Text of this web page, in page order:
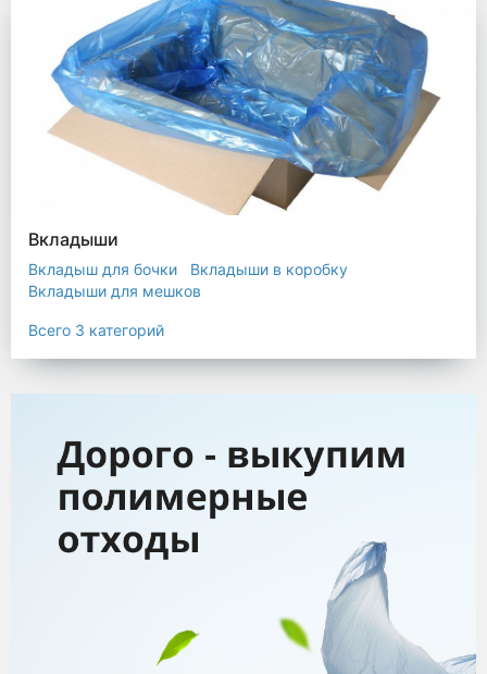
Вкладыши
Вкладыш для бочки
Вкладыши в коробку
Вкладыши для мешков
Всего 3 категорий